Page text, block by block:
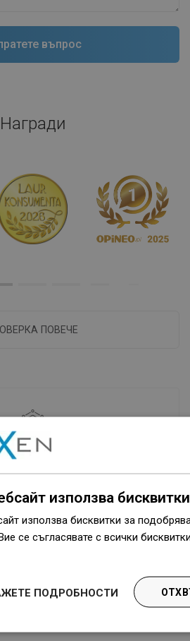
Награди
ПОВЕЧЕ
на стоки
ви чакат в модерен
готов за изпращане!

използва бисквитки
използва бисквитки за
се съгласявате с всички
ПОДРОБНОСТИ